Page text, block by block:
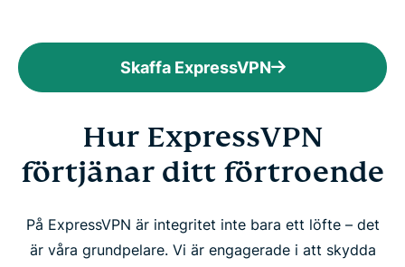
Skaffa ExpressVPN
Hur ExpressVPN
förtjänar ditt förtroende
På ExpressVPN är integritet inte bara ett löfte – det
är våra grundpelare. Vi är engagerade i att skydda